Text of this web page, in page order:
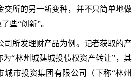
交所的另一新变种，并不只简单地做
些“创新”。
司所发理财产品为例。记者获取的产
“林州城建城投债权资产转让”，其
城市投资集团有限公司（下称“林州